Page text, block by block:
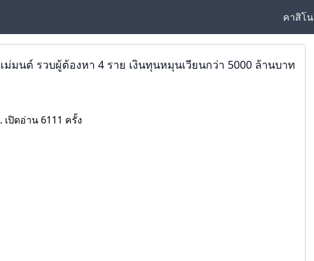
คาสิโน
มนต์ รวบผู้ต้องหา 4 ราย เงินทุนหมุนเวียนกว่า 5000 ล้านบาท
เปิดอ่าน 6111 ครั้ง
พนันออนไลน์
PLAY NOW